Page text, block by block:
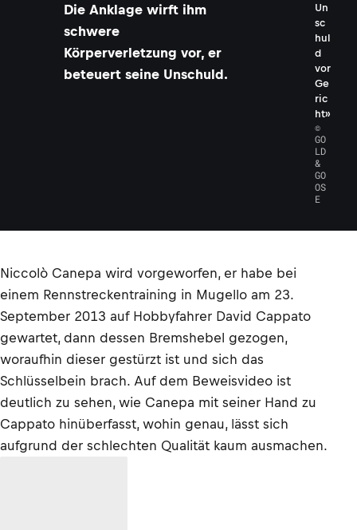
Die Anklage wirft ihm
schwere
Körperverletzung vor, er
beteuert seine Unschuld.
Un
sc
hul
d
vor
Ge
ric
ht»
©
GO
LD
&
GO
OS
E
Niccolò Canepa wird vorgeworfen, er habe bei
einem Rennstreckentraining in Mugello am 23.
September 2013 auf Hobbyfahrer David Cappato
gewartet, dann dessen Bremshebel gezogen,
woraufhin dieser gestürzt ist und sich das
Schlüsselbein brach. Auf dem Beweisvideo ist
deutlich zu sehen, wie Canepa mit seiner Hand zu
Cappato hinüberfasst, wohin genau, lässt sich
aufgrund der schlechten Qualität kaum ausmachen.